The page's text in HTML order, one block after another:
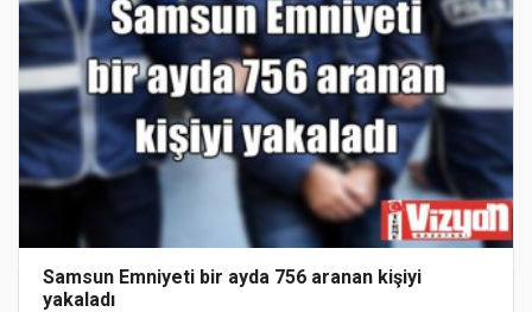
Samsun Emniyeti bir ayda 756 aranan kişiyi
yakaladı